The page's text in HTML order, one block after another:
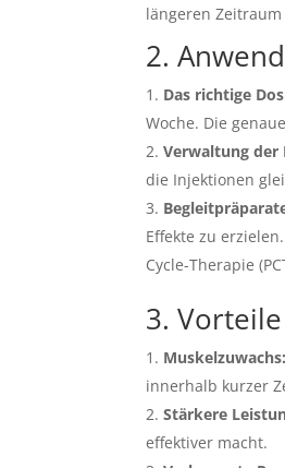
längeren
2.
Das richtige
Woche. Die
Verwaltung
die Injektionen
Effekte zu
Cycle-Therapie
3.
Muskelzuwachs:
innerhalb kurzer
Stärkere
effektiver macht.